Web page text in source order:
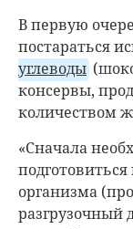
В первую
постараться
углеводы
консервы,
количеством
«Сначала
организма
разгрузочный